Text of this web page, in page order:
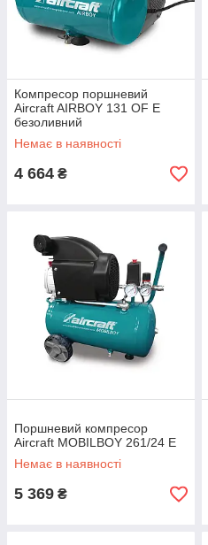
Компресор поршневий
Aircraft AIRBOY 131 OF E
безоливний
Немає в наявності
4 664 ₴
Поршневий компресор
Aircraft MOBILBOY 261/24 E
Немає в наявності
5 369 ₴